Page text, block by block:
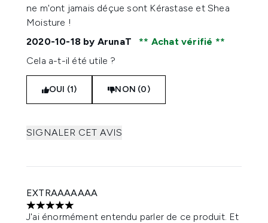
ne m'ont jamais déçue sont Kérastase et Shea
Moisture !
2020-10-18 by ArunaT
Achat vérifié
Cela a-t-il été utile ?
OUI (1) NON (0)
SIGNALER CET AVIS
EXTRAAAAAAA
5 étoiles sur un maximum de 5
J'ai énormément entendu parler de ce produit. Et